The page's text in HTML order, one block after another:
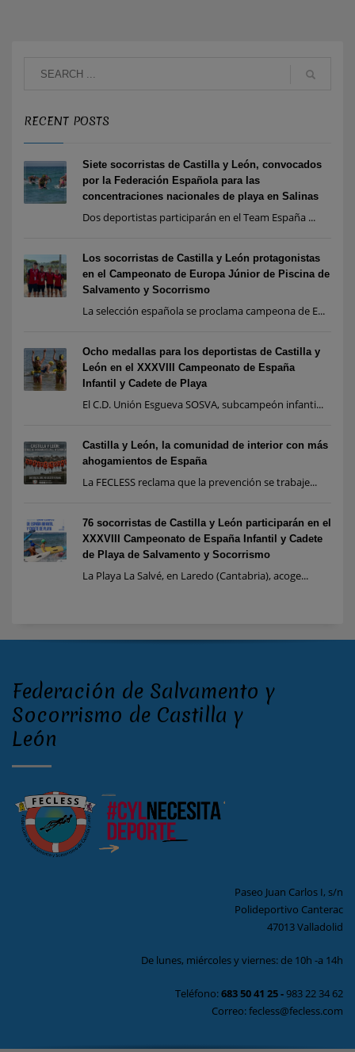
RECENT POSTS
Siete socorristas de Castilla y León, convocados
por la Federación Española para las
concentraciones nacionales de playa en Salinas
Dos deportistas participarán en el Team España ...
Los socorristas de Castilla y León protagonistas
en el Campeonato de Europa Júnior de Piscina de
Salvamento y Socorrismo
La selección española se proclama campeona de E...
Ocho medallas para los deportistas de Castilla y
León en el XXXVIII Campeonato de España
Infantil y Cadete de Playa
El C.D. Unión Esgueva SOSVA, subcampeón infanti...
Castilla y León, la comunidad de interior con más
ahogamientos de España
La FECLESS reclama que la prevención se trabaje...
76 socorristas de Castilla y León participarán en el
XXXVIII Campeonato de España Infantil y Cadete
de Playa de Salvamento y Socorrismo
La Playa La Salvé, en Laredo (Cantabria), acoge...
Federación de Salvamento y
Socorrismo de Castilla y
León
Paseo Juan Carlos I, s/n
Polideportivo Canterac
47013 Valladolid
De lunes, miércoles y viernes: de 10h -a 14h
Teléfono:683 50 41 25-983 22 34 62
Correo: fecless@fecless.com